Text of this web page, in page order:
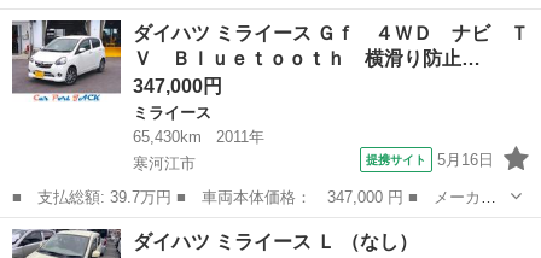
名： ダイハツ ■ 車種名： ミライース ■ グレード名： Ｌ メ
モリアルエディション 車検２年 １年保証 修復歴なし 禁煙車
スマートキー 盗...
福島 福島市 ミライース
ダイハツ ミライース Ｇｆ ４ＷＤ ナビ Ｔ
Ｖ Ｂｌｕｅｔｏｏｔｈ 横滑り防止…
347,000円
ミライース
65,430km
2011年
寒河江市
提携サイト 5月16日
■ 支払総額: 39.7万円 ■ 車両本体価格： 347,000 円 ■ メーカー
名： ダイハツ ■ 車種名： ミライース ■ グレード名： Ｇｆ
４ＷＤ ナビ ＴＶ Ｂｌｕｅｔｏｏｔｈ 横滑り防止 ＡＢＳ 運
山形 寒河江市
ダイハツ ミライース Ｌ （なし）